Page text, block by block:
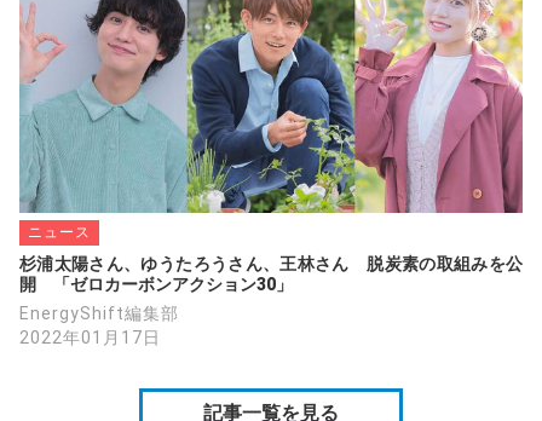
ニュース
杉浦太陽さん、ゆうたろうさん、王林さん　脱炭素の取組みを公
開　「ゼロカーボンアクション30」
EnergyShift編集部
2022年01月17日
記事一覧を見る